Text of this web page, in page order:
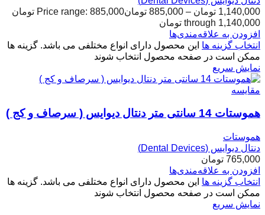
1,140,000 تومان –
885,000 تومان
Price range: 885,000 تومان
through 1,140,000 تومان
افزودن به علاقه‌مندی‌ها
انتخاب گزینه ها این محصول دارای انواع مختلفی می باشد. گزینه ها
ممکن است در صفحه محصول انتخاب شوند
نمایش سریع
مقایسه
هموستات 14 سانتی متر دنتال دیوایس ( سرصاف و کج )
هموستات
دنتال دیوایس (Dental Devices)
765,000 تومان
افزودن به علاقه‌مندی‌ها
انتخاب گزینه ها این محصول دارای انواع مختلفی می باشد. گزینه ها
ممکن است در صفحه محصول انتخاب شوند
نمایش سریع